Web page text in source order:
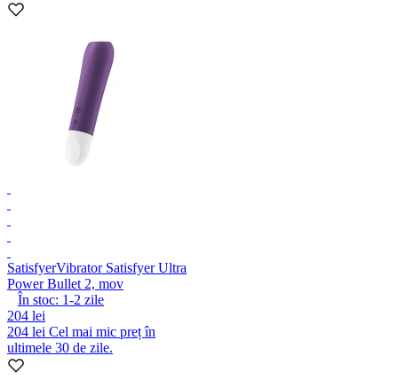
SatisfyerVibrator Satisfyer Ultra
Power Bullet 2, mov
În stoc: 1-2 zile
204 lei
204 lei Cel mai mic preț în
ultimele 30 de zile.